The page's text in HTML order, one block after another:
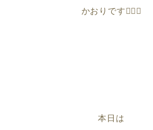
かおりです🙇‍♀️✨
本日は